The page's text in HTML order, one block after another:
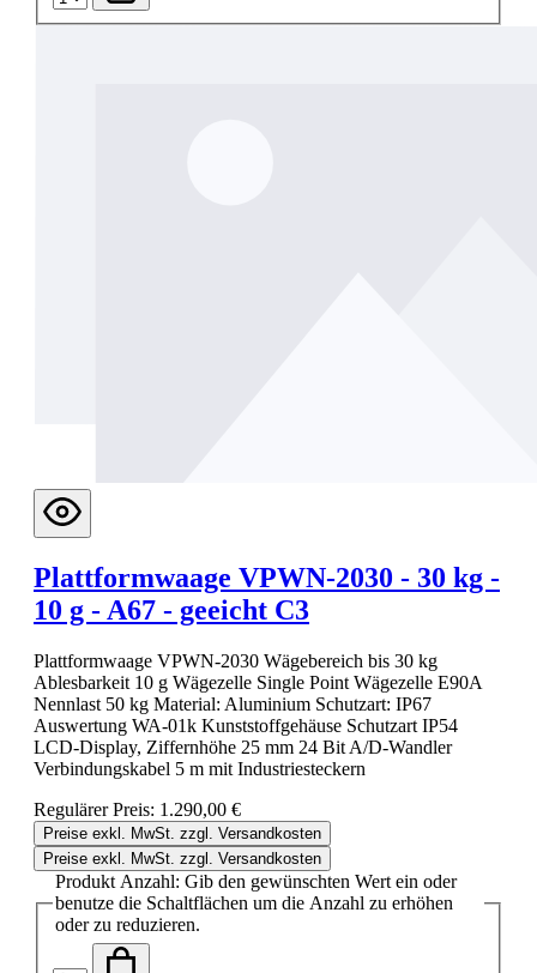
Plattformwaage VPWN-2030 - 30 kg -
10 g - A67 - geeicht C3
Plattformwaage VPWN-2030 Wägebereich bis 30 kg
Ablesbarkeit 10 g Wägezelle Single Point Wägezelle E90A
Nennlast 50 kg Material: Aluminium Schutzart: IP67
Auswertung WA-01k Kunststoffgehäuse Schutzart IP54
LCD-Display, Ziffernhöhe 25 mm 24 Bit A/D-Wandler
Verbindungskabel 5 m mit Industriesteckern
Regulärer Preis: 1.290,00 €
Preise exkl. MwSt. zzgl. Versandkosten
Preise exkl. MwSt. zzgl. Versandkosten
Produkt Anzahl: Gib den gewünschten Wert ein oder
benutze die Schaltflächen um die Anzahl zu erhöhen
oder zu reduzieren.